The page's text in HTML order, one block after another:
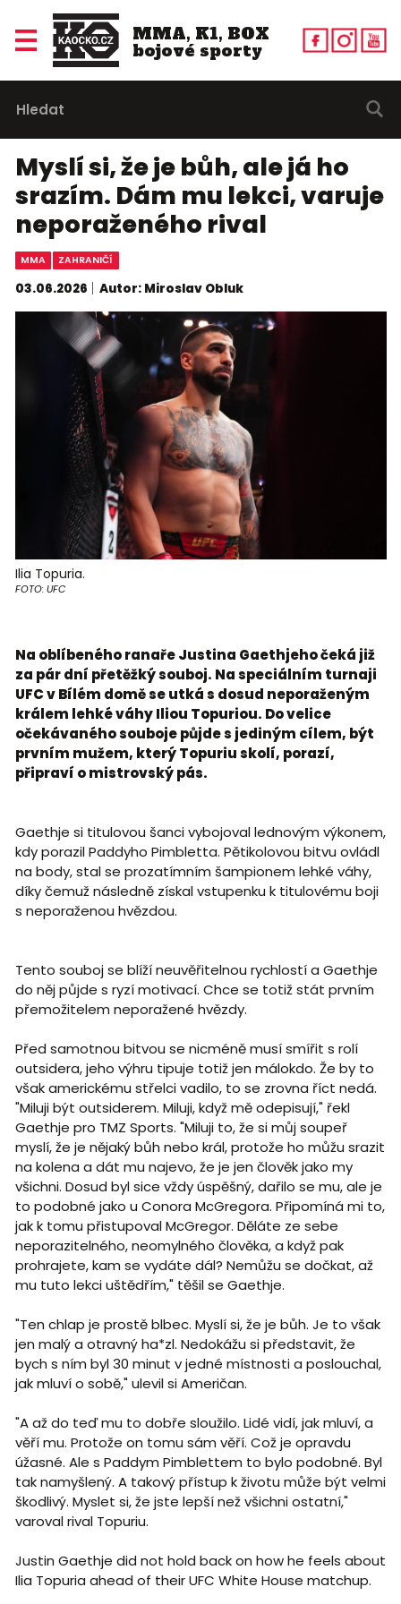
MMA, K1, BOX
bojové sporty
Myslí si, že je bůh, ale já ho
srazím. Dám mu lekci, varuje
neporaženého rival
MMA ZAHRANIČÍ
03.06.2026 Autor: Miroslav Obluk
Ilia Topuria.
FOTO: UFC
Na oblíbeného ranaře Justina Gaethjeho čeká již
za pár dní přetěžký souboj. Na speciálním turnaji
UFC v Bílém domě se utká s dosud neporaženým
králem lehké váhy Iliou Topuriou. Do velice
očekávaného souboje půjde s jediným cílem, být
prvním mužem, který Topuriu skolí, porazí,
připraví o mistrovský pás.
Gaethje si titulovou šanci vybojoval lednovým výkonem,
kdy porazil Paddyho Pimbletta. Pětikolovou bitvu ovládl
na body, stal se prozatímním šampionem lehké váhy,
díky čemuž následně získal vstupenku k titulovému boji
s neporaženou hvězdou.
Tento souboj se blíží neuvěřitelnou rychlostí a Gaethje
do něj půjde s ryzí motivací. Chce se totiž stát prvním
přemožitelem neporažené hvězdy.
Před samotnou bitvou se nicméně musí smířit s rolí
outsidera, jeho výhru tipuje totiž jen málokdo. Že by to
však americkému střelci vadilo, to se zrovna říct nedá.
"Miluji být outsiderem. Miluji, když mě odepisují," řekl
Gaethje pro TMZ Sports. "Miluji to, že si můj soupeř
myslí, že je nějaký bůh nebo král, protože ho můžu srazit
na kolena a dát mu najevo, že je jen člověk jako my
všichni. Dosud byl sice vždy úspěšný, dařilo se mu, ale je
to podobné jako u Conora McGregora. Připomíná mi to,
jak k tomu přistupoval McGregor. Děláte ze sebe
neporazitelného, neomylného člověka, a když pak
prohrajete, kam se vydáte dál? Nemůžu se dočkat, až
mu tuto lekci uštědřím," těšil se Gaethje.
"Ten chlap je prostě blbec. Myslí si, že je bůh. Je to však
jen malý a otravný ha*zl. Nedokážu si představit, že
bych s ním byl 30 minut v jedné místnosti a poslouchal,
jak mluví o sobě," ulevil si Američan.
"A až do teď mu to dobře sloužilo. Lidé vidí, jak mluví, a
věří mu. Protože on tomu sám věří. Což je opravdu
úžasné. Ale s Paddym Pimblettem to bylo podobné. Byl
tak namyšlený. A takový přístup k životu může být velmi
škodlivý. Myslet si, že jste lepší než všichni ostatní,"
varoval rival Topuriu.
Justin Gaethje did not hold back on how he feels about
Ilia Topuria ahead of their UFC White House matchup.